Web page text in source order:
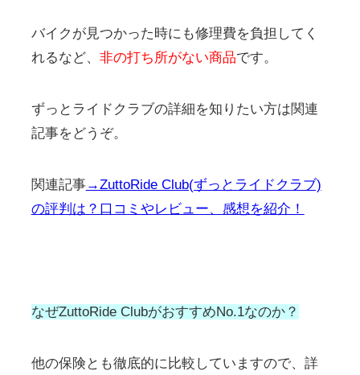
バイクが見つかった時にも修理費を負担してく
れるなど、 非の打ち所がない商品です。
ずっとライドクラブの詳細を知りたい方は関連
記事をどうぞ。
関連記事→ZuttoRide Club(ずっとライドクラブ)
の評判は？口コミやレビュー、感想を紹介！
なぜZuttoRide ClubがおすすめNo.1なのか？
他の保険とも徹底的に比較していますので、詳